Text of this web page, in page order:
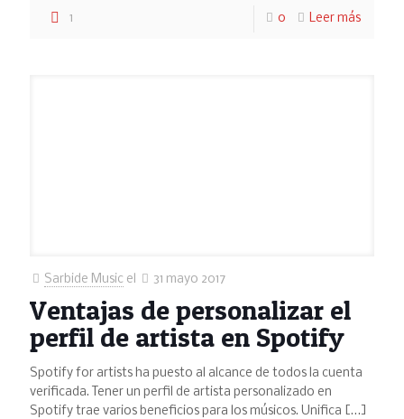
1 0 Leer más
Sarbide Music el 31 mayo 2017
Ventajas de personalizar el
perfil de artista en Spotify
Spotify for artists ha puesto al alcance de todos la cuenta
verificada. Tener un perfil de artista personalizado en
Spotify trae varios beneficios para los músicos. Unifica […]